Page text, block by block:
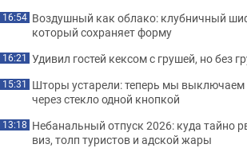
16:54 Воздушный как облако: клубничный
который сохраняет форму
16:21 Удивил гостей кексом с грушей, но без
15:31 Шторы устарели: теперь мы выключаем
через стекло одной кнопкой
13:18 Небанальный отпуск 2026: куда тайно
виз, толп туристов и адской жары